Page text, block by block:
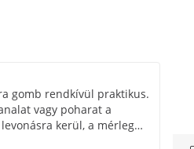
gomb rendkívül praktikus.
vagy poharat a
kerül, a mérleg
termék megfelelő